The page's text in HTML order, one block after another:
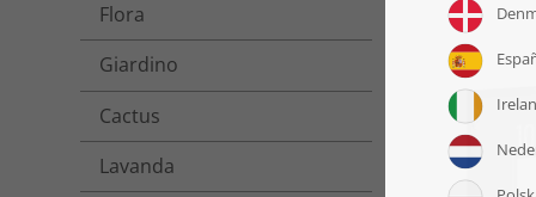
Flora
Giardino
Cactus
Lavanda